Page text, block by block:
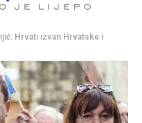
Hrvati izvan Hrvatske i